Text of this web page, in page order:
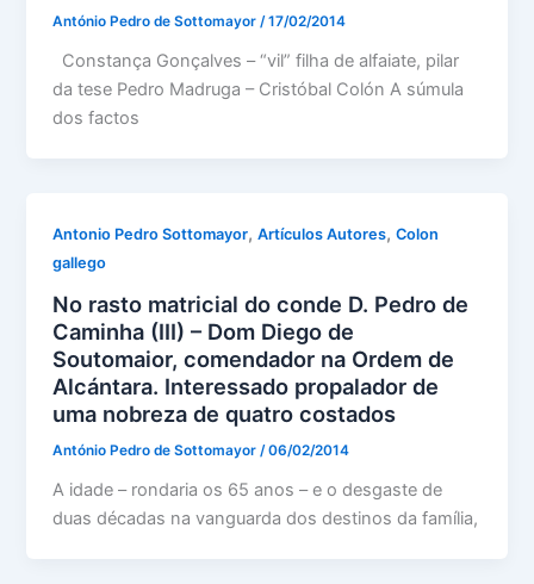
António Pedro de Sottomayor/17/02/2014
Constança Gonçalves – “vil” filha de alfaiate, pilar
da tese Pedro Madruga – Cristóbal Colón A súmula
dos factos
Antonio Pedro Sottomayor,Artículos Autores,Colon
gallego
No rasto matricial do conde D. Pedro de
Caminha (III) – Dom Diego de
Soutomaior, comendador na Ordem de
Alcántara. Interessado propalador de
uma nobreza de quatro costados
António Pedro de Sottomayor/06/02/2014
A idade – rondaria os 65 anos – e o desgaste de
duas décadas na vanguarda dos destinos da família,